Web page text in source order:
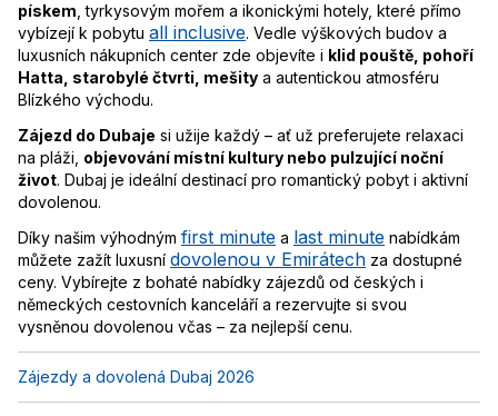
pískem , tyrkysovým mořem a ikonickými hotely, které přímo
vybízejí k pobytu all inclusive. Vedle výškových budov a
luxusních nákupních center zde objevíte i klid pouště, pohoří
Hatta, starobylé čtvrti, mešity a autentickou atmosféru
Blízkého východu.
Zájezd do Dubaje si užije každý – ať už preferujete relaxaci
na pláži, objevování místní kultury nebo pulzující noční
život. Dubaj je ideální destinací pro romantický pobyt i aktivní
dovolenou.
Díky našim výhodným first minute a last minute nabídkám
můžete zažít luxusní dovolenou v Emirátech za dostupné
ceny. Vybírejte z bohaté nabídky zájezdů od českých i
německých cestovních kanceláří a rezervujte si svou
vysněnou dovolenou včas – za nejlepší cenu.
Zájezdy a dovolená Dubaj 2026